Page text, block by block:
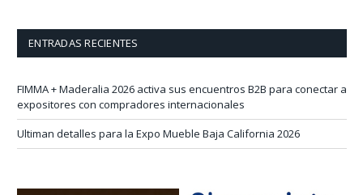
ENTRADAS RECIENTES
FIMMA + Maderalia 2026 activa sus encuentros B2B para conectar a
expositores con compradores internacionales
Ultiman detalles para la Expo Mueble Baja California 2026